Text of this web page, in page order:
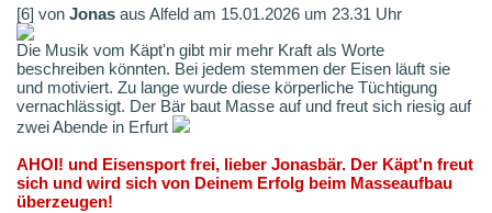
[6] von Jonas aus Alfeld am 15.01.2026 um 23.31 Uhr
Die Musik vom Käpt'n gibt mir mehr Kraft als Worte
beschreiben könnten. Bei jedem stemmen der Eisen läuft sie
und motiviert. Zu lange wurde diese körperliche Tüchtigung
vernachlässigt. Der Bär baut Masse auf und freut sich riesig auf
zwei Abende in Erfurt
AHOI! und Eisensport frei, lieber Jonasbär. Der Käpt'n freut
sich und wird sich von Deinem Erfolg beim Masseaufbau
überzeugen!